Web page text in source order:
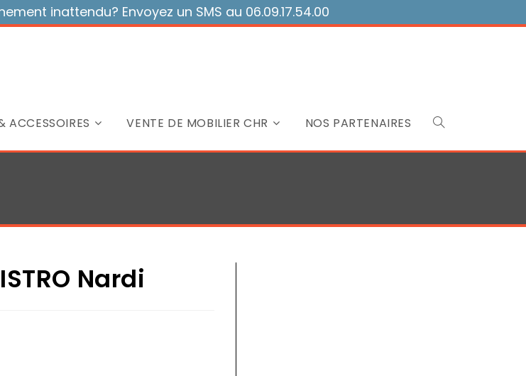
inattendu? Envoyez un SMS au 06.09.17.54.00
ACCESSOIRES VENTE DE MOBILIER CHR NOS PARTENAIRES Toggle
search
Nardi